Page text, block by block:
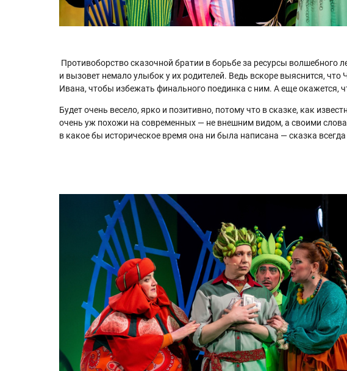
Противоборство сказочной братии в борьбе за ресурсы волшебного
и вызовет немало улыбок у их родителей. Ведь вскоре выяснится,
Ивана, чтобы избежать финального поединка с ним. А еще
Будет очень весело, ярко и позитивно, потому что в сказке, как
очень уж похожи на современных — не внешним видом, а своими
в какое бы историческое время она ни была написана — сказка